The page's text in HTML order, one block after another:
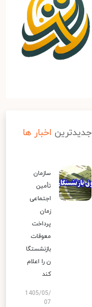
جدیدترین اخبار ها
سازمان
تأمین
اجتماعی
زمان
پرداخت
معوقات
بازنشستگا
ن را اعلام
کند
1405/05/
07